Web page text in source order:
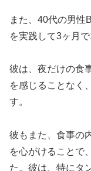
また、40代の男性
を実践して3ヶ月
彼は、夜だけの食
を感じることなく
す。
彼もまた、食事の
を心がけることで
た。彼は、特にタ